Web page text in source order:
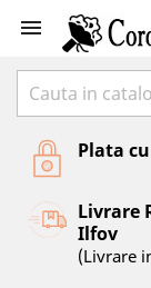

Plata
Livrare
Ilfov
(Livrare